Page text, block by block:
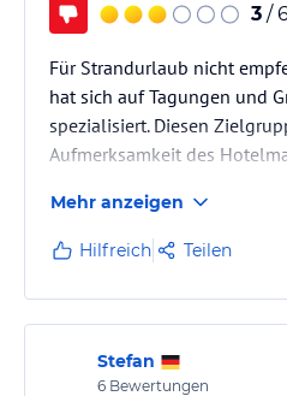
3 /
Für Strandurlaub nicht
hat sich auf Tagungen und
spezialisiert. Diesen
Aufmerksamkeit des
Mehr anzeigen
Hilfreich Teilen
Stefan
6 Bewertungen